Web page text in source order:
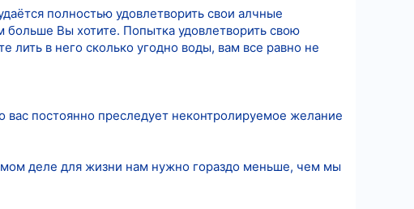
полностью удовлетворить свои алчные
Вы хотите. Попытка удовлетворить свою
в него сколько угодно воды, вам все равно не
постоянно преследует неконтролируемое желание
деле для жизни нам нужно гораздо меньше, чем мы